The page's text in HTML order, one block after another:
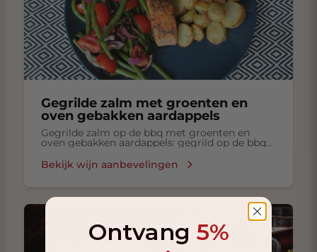
Gegrilde zalm met groenten en
oven gebakken aardappels
Gegrilde zalm op de bbq met groenten en
oven gebakken aardappels: gegrild op de bbq
Bekijk wijn aanbevelingen
Ontvang 5%